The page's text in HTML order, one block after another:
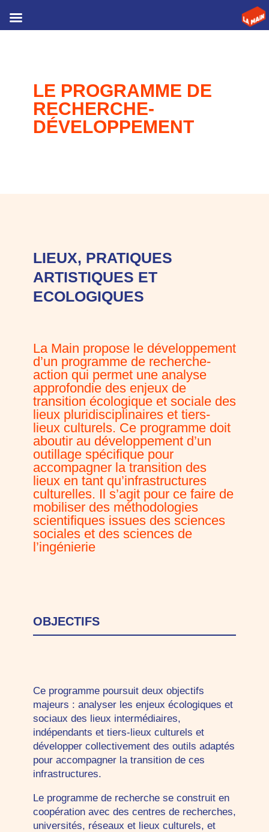
LE PROGRAMME DE
RECHERCHE-
DÉVELOPPEMENT
LIEUX, PRATIQUES
ARTISTIQUES ET
ECOLOGIQUES
La Main propose le développement
d’un programme de recherche-
action qui permet une analyse
approfondie des enjeux de
transition écologique et sociale des
lieux pluridisciplinaires et tiers-
lieux culturels. Ce programme doit
aboutir au développement d’un
outillage spécifique pour
accompagner la transition des
lieux en tant qu’infrastructures
culturelles. Il s’agit pour ce faire de
mobiliser des méthodologies
scientifiques issues des sciences
sociales et des sciences de
l’ingénierie
OBJECTIFS
Ce programme poursuit deux objectifs
majeurs : analyser les enjeux écologiques et
sociaux des lieux intermédiaires,
indépendants et tiers-lieux culturels et
développer collectivement des outils adaptés
pour accompagner la transition de ces
infrastructures.
Le programme de recherche se construit en
coopération avec des centres de recherches,
universités, réseaux et lieux culturels, et